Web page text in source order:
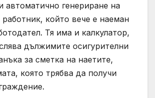
автоматично генериране на
който вече е наеман
Тя има и калкулатор,
дължимите осигурителни
за сметка на наетите,
която трябва да получи